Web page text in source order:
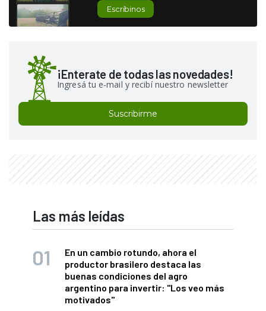
Escribinos
¡Enterate de todas las novedades!
Ingresá tu e-mail y recibí nuestro newsletter
Suscribirme
Las más leídas
En un cambio rotundo, ahora el
productor brasilero destaca las
buenas condiciones del agro
argentino para invertir: "Los veo más
motivados"